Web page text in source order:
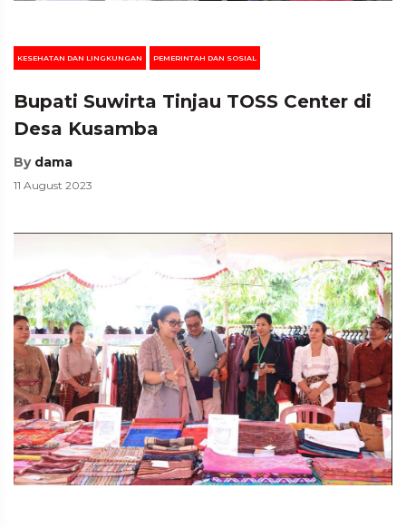
KESEHATAN DAN LINGKUNGAN PEMERINTAH DAN SOSIAL
Bupati Suwirta Tinjau TOSS Center di
Desa Kusamba
By dama
11 August 2023